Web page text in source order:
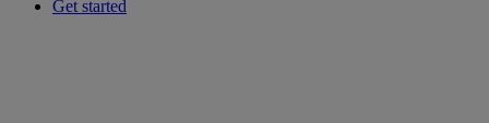
Get started